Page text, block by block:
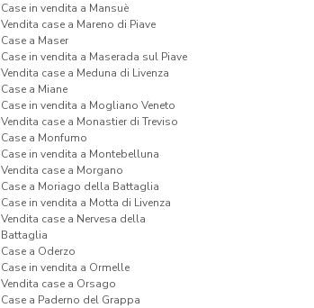
Case in vendita a Mansuè
Vendita case a Mareno di Piave
Case a Maser
Case in vendita a Maserada sul Piave
Vendita case a Meduna di Livenza
Case a Miane
Case in vendita a Mogliano Veneto
Vendita case a Monastier di Treviso
Case a Monfumo
Case in vendita a Montebelluna
Vendita case a Morgano
Case a Moriago della Battaglia
Case in vendita a Motta di Livenza
Vendita case a Nervesa della
Battaglia
Case a Oderzo
Case in vendita a Ormelle
Vendita case a Orsago
Case a Paderno del Grappa